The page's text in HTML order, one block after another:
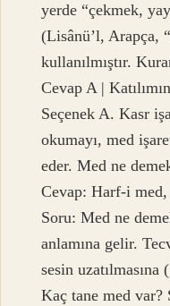
yerde “çekmek,
(Lisânü’l, Arapça,
kullanılmıştır.
Cevap A |
Seçenek A. Kasr
okumayı, med
eder. Med ne
Cevap: Harf-i
Soru: Med ne
anlamına gelir.
sesin
Kaç tane med